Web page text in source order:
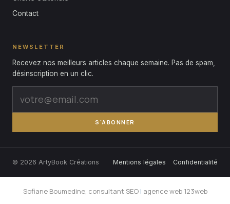
Contact
NEWSLETTER
Recevez nos meilleurs articles chaque semaine. Pas de spam,
désinscription en un clic.
S'ABONNER
© 2026 ArtyBook Créations Mentions légales Confidentialité
Sofiane Boumedine, consultant SEO| agence web 123web